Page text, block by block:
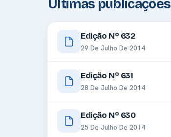
Últimas publicações
Edição Nº 632
29 De Julho De 2014
Edição Nº 631
28 De Julho De 2014
Edição Nº 630
25 De Julho De 2014